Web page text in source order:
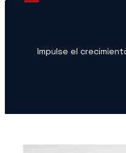
Impulse el